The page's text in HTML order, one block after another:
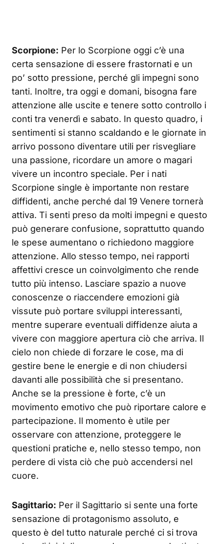
Scorpione: Per lo Scorpione oggi c’è una
certa sensazione di essere frastornati e un
po’ sotto pressione, perché gli impegni sono
tanti. Inoltre, tra oggi e domani, bisogna fare
attenzione alle uscite e tenere sotto controllo i
conti tra venerdì e sabato. In questo quadro, i
sentimenti si stanno scaldando e le giornate in
arrivo possono diventare utili per risvegliare
una passione, ricordare un amore o magari
vivere un incontro speciale. Per i nati
Scorpione single è importante non restare
diffidenti, anche perché dal 19 Venere tornerà
attiva. Ti senti preso da molti impegni e questo
può generare confusione, soprattutto quando
le spese aumentano o richiedono maggiore
attenzione. Allo stesso tempo, nei rapporti
affettivi cresce un coinvolgimento che rende
tutto più intenso. Lasciare spazio a nuove
conoscenze o riaccendere emozioni già
vissute può portare sviluppi interessanti,
mentre superare eventuali diffidenze aiuta a
vivere con maggiore apertura ciò che arriva. Il
cielo non chiede di forzare le cose, ma di
gestire bene le energie e di non chiudersi
davanti alle possibilità che si presentano.
Anche se la pressione è forte, c’è un
movimento emotivo che può riportare calore e
partecipazione. Il momento è utile per
osservare con attenzione, proteggere le
questioni pratiche e, nello stesso tempo, non
perdere di vista ciò che può accendersi nel
cuore.
Sagittario: Per il Sagittario si sente una forte
sensazione di protagonismo assoluto, e
questo è del tutto naturale perché ci si trova